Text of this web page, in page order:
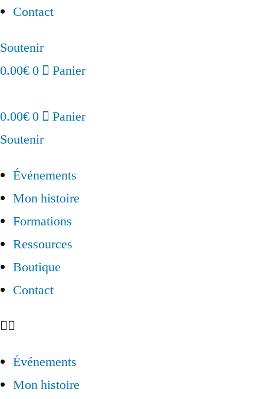
Contact
Soutenir
0.00€0 Panier
0.00€0
Panier
Soutenir
Événements
Mon histoire
Formations
Ressources
Boutique
Contact
Événements
Mon histoire